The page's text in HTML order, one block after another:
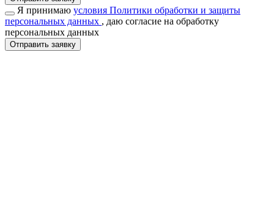
Я принимаю условия Политики обработки и защиты
персональных данных , даю согласие на обработку
персональных данных
Отправить заявку